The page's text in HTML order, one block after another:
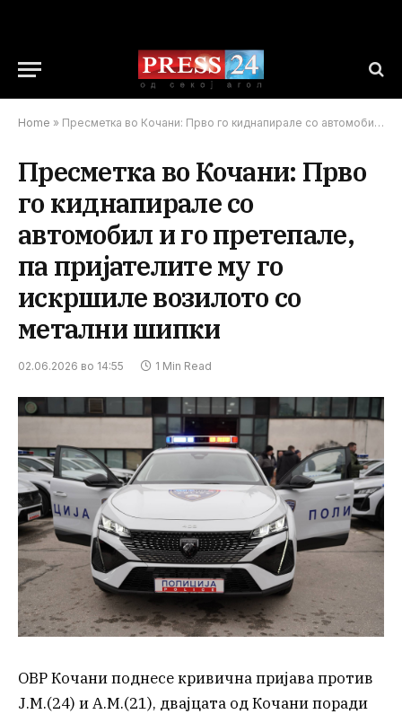
Home » Пресметка во Кочани: Прво го киднапирале со автомобил и го претепале, па пријателите му го искршиле возилото со метални шипки
Пресметка во Кочани: Прво
го киднапирале со
автомобил и го претепале,
па пријателите му го
искршиле возилото со
метални шипки
02.06.2026 во 14:55 1 Min Read
ОВР Кочани поднесе кривична пријава против
Ј.М.(24) и А.М.(21), двајцата од Кочани поради